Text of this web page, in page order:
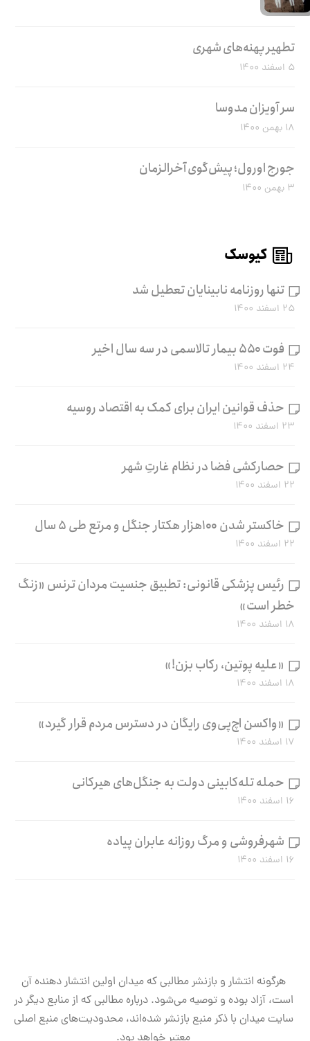
تطهیر پهنه‌های شهری
۵ اسفند ۱۴۰۰
سر آویزان مدوسا
۱۸ بهمن ۱۴۰۰
جورج اورول؛ پیش‌گوی آخرالزمان
۳ بهمن ۱۴۰۰
کیوسک
تنها روزنامه نابینایان تعطیل شد
۲۵ اسفند ۱۴۰۰
فوت ۵۵۰ بیمار تالاسمی در سه سال اخیر
۲۴ اسفند ۱۴۰۰
حذف قوانین ایران برای کمک به اقتصاد روسیه
۲۳ اسفند ۱۴۰۰
حصارکشی فضا در نظام غارتِ شهر
۲۲ اسفند ۱۴۰۰
خاکستر شدن ۱۰۰هزار هکتار جنگل و مرتع طی ۵ سال
۲۲ اسفند ۱۴۰۰
رئیس پزشکی قانونی: تطبیق جنسیت مردان ترنس «زنگ
خطر است»
۱۸ اسفند ۱۴۰۰
«علیه پوتین، رکاب بزن!»
۱۸ اسفند ۱۴۰۰
«واکسن اچ‌پی‌وی رایگان در دسترس مردم قرار گیرد»
۱۷ اسفند ۱۴۰۰
حمله تله‌کابینی دولت به جنگل‌های هیرکانی
۱۶ اسفند ۱۴۰۰
شهرفروشی و مرگ روزانه عابران پیاده
۱۶ اسفند ۱۴۰۰
هرگونه انتشار و بازنشر مطالبی که میدان اولین انتشار دهنده آن
است، آزاد بوده و توصیه می‌شود. درباره مطالبی که از منابع دیگر در
سایت میدان با ذکر منبع بازنشر شده‌اند، محدودیت‌های منبع اصلی